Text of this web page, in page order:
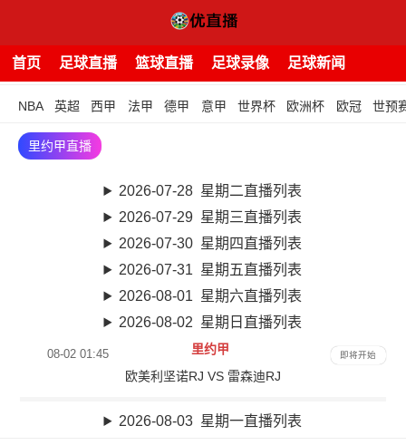
首页 足球直播 篮球直播 足球录像 足球新闻
NBA 英超 西甲 法甲 德甲 意甲 世界杯 欧洲杯 欧冠 世预
里约甲直播
2026-07-28 星期二直播列表
2026-07-29 星期三直播列表
2026-07-30 星期四直播列表
2026-07-31 星期五直播列表
2026-08-01 星期六直播列表
2026-08-02 星期日直播列表
08-02 01:45
里约甲
欧美利坚诺RJ VS 雷森迪RJ
即将开始
2026-08-03 星期一直播列表